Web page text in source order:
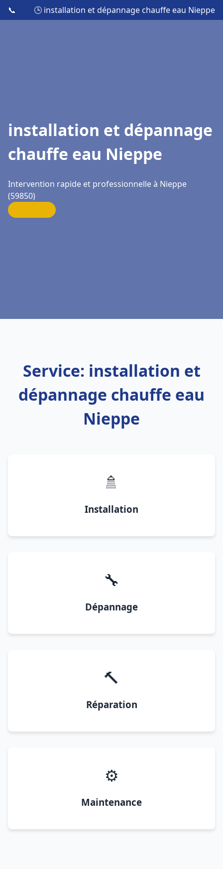
📞 🕒 installation et dépannage chauffe eau Nieppe
installation et dépannage
chauffe eau Nieppe
Intervention rapide et professionnelle à Nieppe
(59850)
Service: installation et
dépannage chauffe eau
Nieppe
🚿
Installation
🔧
Dépannage
🔨
Réparation
⚙️
Maintenance